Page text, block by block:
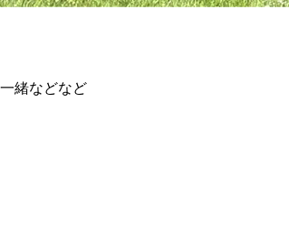
一緒などなど